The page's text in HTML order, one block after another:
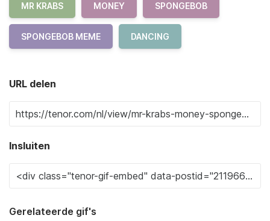
MR KRABS MONEY SPONGEBOB
SPONGEBOB MEME DANCING
URL delen
Insluiten
Gerelateerde gif's